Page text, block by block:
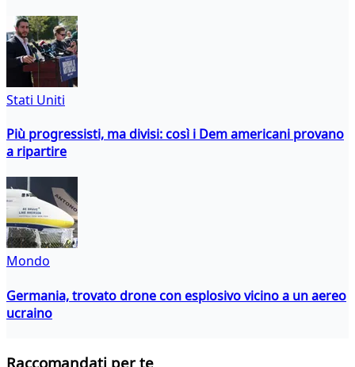
Stati Uniti
Più progressisti, ma divisi: così i Dem americani provano
a ripartire
Mondo
Germania, trovato drone con esplosivo vicino a un aereo
ucraino
Raccomandati per te